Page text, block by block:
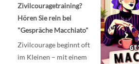
Zivilcouragetraining?
Hören Sie rein bei
"Gespräche Macchiato"
Zivilcourage beginnt oft
im Kleinen – mit einem